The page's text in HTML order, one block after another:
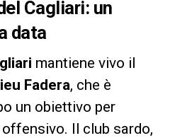
Cagliari: un
data
mantiene vivo il
Fadera, che è
un obiettivo per
Il club sardo,